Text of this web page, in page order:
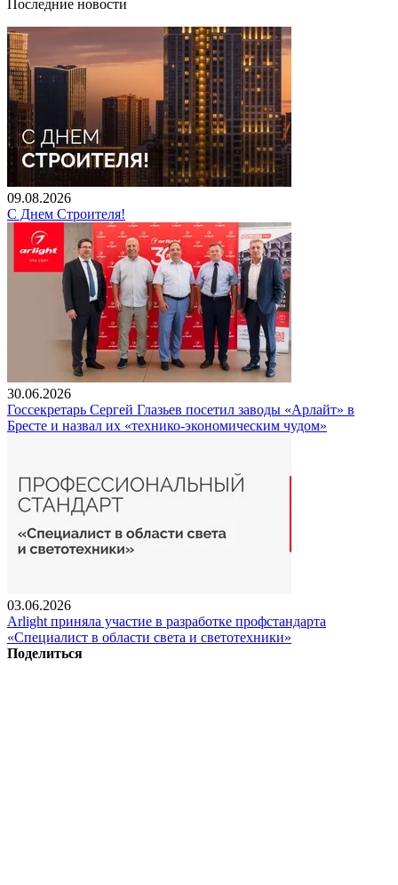
Последние новости
09.08.2026
С Днем Строителя!
30.06.2026
Госсекретарь Сергей Глазьев посетил заводы «Арлайт» в
Бресте и назвал их «технико-экономическим чудом»
03.06.2026
Arlight приняла участие в разработке профстандарта
«Специалист в области света и светотехники»
Поделиться